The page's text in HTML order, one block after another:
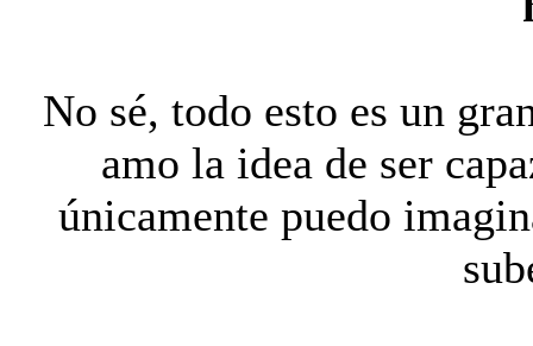
No sé, todo esto es un
amo la idea de ser
únicamente puedo